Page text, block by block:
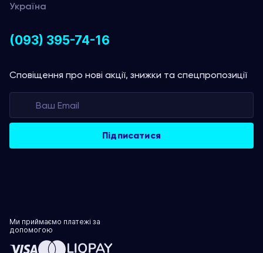
Україна
(093) 395-74-16
Сповіщення про нові акції, знижки та спецпропозиції
Ми приймаємо платежі за
допомогою